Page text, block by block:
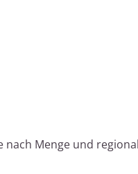
nach Menge und